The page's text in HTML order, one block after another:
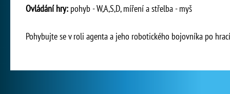
Ovládání hry: pohyb - W,A,S,D, míření a střelba - myš
Pohybujte se v roli agenta a jeho robotického bojovníka po